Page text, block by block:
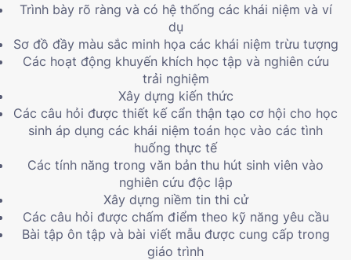
Trình bày rõ ràng và có hệ thống các khái niệm và ví
dụ
Sơ đồ đầy màu sắc minh họa các khái niệm trừu tượng
Các hoạt động khuyến khích học tập và nghiên cứu
trải nghiệm
Xây dựng kiến ​​thức
Các câu hỏi được thiết kế cẩn thận tạo cơ hội cho học
sinh áp dụng các khái niệm toán học vào các tình
huống thực tế
Các tính năng trong văn bản thu hút sinh viên vào
nghiên cứu độc lập
Xây dựng niềm tin thi cử
Các câu hỏi được chấm điểm theo kỹ năng yêu cầu
Bài tập ôn tập và bài viết mẫu được cung cấp trong
giáo trình